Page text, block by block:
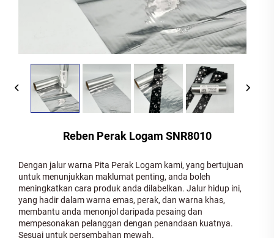
Reben Perak Logam SNR8010
Dengan jalur warna Pita Perak Logam kami, yang bertujuan
untuk menunjukkan maklumat penting, anda boleh
meningkatkan cara produk anda dilabelkan. Jalur hidup ini,
yang hadir dalam warna emas, perak, dan warna khas,
membantu anda menonjol daripada pesaing dan
mempesonakan pelanggan dengan penandaan kuatnya.
Sesuai untuk persembahan mewah.